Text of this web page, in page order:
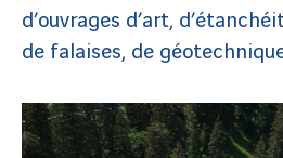
d’ouvrages d’art,
de falaises, de